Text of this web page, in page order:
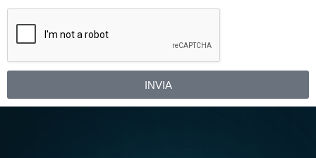
INVIA
Alternative: